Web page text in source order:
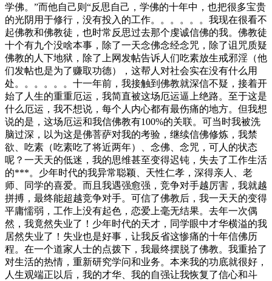
学佛。”而他自己则“反思自己，学佛的十年中，也把很多宝贵
的光阴用于修行，没有投入的工作。。。。。。我现在很看不
起佛教和佛教徒，也时常反思过去那个虔诚信佛的我。佛教徒
十个有九个没啥本事，除了一天念佛念经念咒，除了诅咒质疑
佛教的人下地狱，除了上网发帖告诉人们吃素放生戒邪淫（他
们发帖也是为了赚取功德），这帮人对社会实在没有什么用
处。。。。。。十一年前，我接触到佛教就深信不疑，接着开
始了人生的重重厄运，我简直被这场厄运逼上绝路。至于这是
什么厄运，我不想说，每个人内心都有最伤痛的地方。但我想
说的是，这场厄运和我信佛教有100%的关联。可当时我被洗
脑过深，以为这是佛菩萨对我的考验，继续信佛修炼，我禁
欲、吃素（吃素吃了将近两年）、念佛、念咒，可人的状态
呢？一天天的低迷，我的思维甚至变得迟钝，失去了工作生活
的***。少年时代的我异常聪颖、天性仁孝，深得亲人、老
师、同学的喜爱。而且我遇强愈强，竞争对手越厉害，我就越
拼搏，最终能超越竞争对手。可信了佛教后，我一天天的变得
平庸懦弱，工作上没有起色，恋爱上毫无结果。去年一次偶
然，我竟然失业了！少年时代的天才，同学眼中才华横溢的我
居然失业了！失业也是好事，让我反省这惨痛的十年信佛历
程。在一个道家人士的点拨下，我最终摆脱了佛教。我重拾了
对生活的热情，重新研究学问和业务。本来我的功底就很好，
人生观端正以后，我的才华、我的自强让我恢复了信心和斗